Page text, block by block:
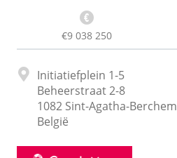
€9 038 250
AdresInitiatiefplein 1-5
Beheerstraat 2-8
1082 Sint-Agatha-Berchem
België